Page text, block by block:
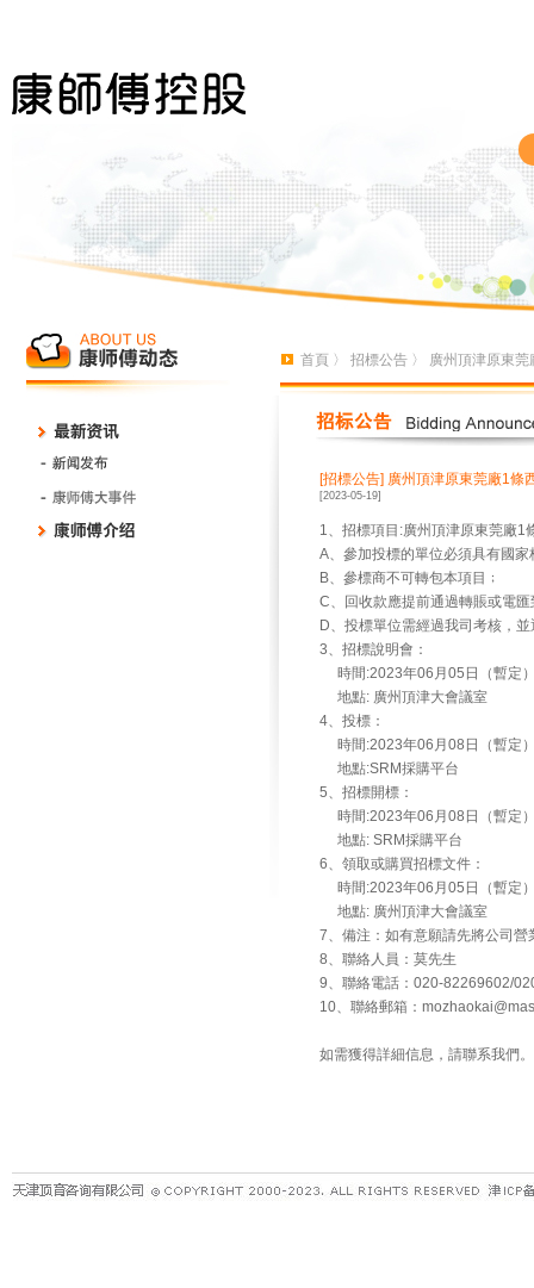
首頁 〉 招標公告 〉 廣州頂津原東
[招標公告] 廣州頂津原東莞廠1條
[2023-05-19]
1、招標項目:廣州頂津原東莞廠1
A、參加投標的單位必須具有國
B、參標商不可轉包本項目﹔
C、回收款應提前通過轉賬或電
D、投標單位需經過我司考核，
3、招標說明會：
時間:2023年06月05日（暫定
地點: 廣州頂津大會議室
4、投標：
時間:2023年06月08日（暫定
地點:SRM採購平台
5、招標開標：
時間:2023年06月08日（暫定
地點: SRM採購平台
6、領取或購買招標文件：
時間:2023年06月05日（暫定
地點: 廣州頂津大會議室
7、備注：如有意願請先將公司
8、聯絡人員：莫先生
9、聯絡電話：020-82269602/
10、聯絡郵箱：
如需獲得詳細信息，請聯系我們。